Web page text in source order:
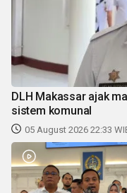
DLH Makassar ajak
sistem komunal
05 August 2026 22:33